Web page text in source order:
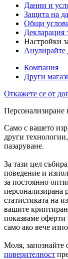
Данни и
Защита на
Общи
Декларация
Настройки
Анулирайте
Компания
Други
Откажете се от
Персонализиране
Само с вашето
други
пазаруване.
За тази цел
поведение и
за постоянно
персонализирана
статистиката на
вашите
показваме
само ако вече
Моля, запознайте
поверителност